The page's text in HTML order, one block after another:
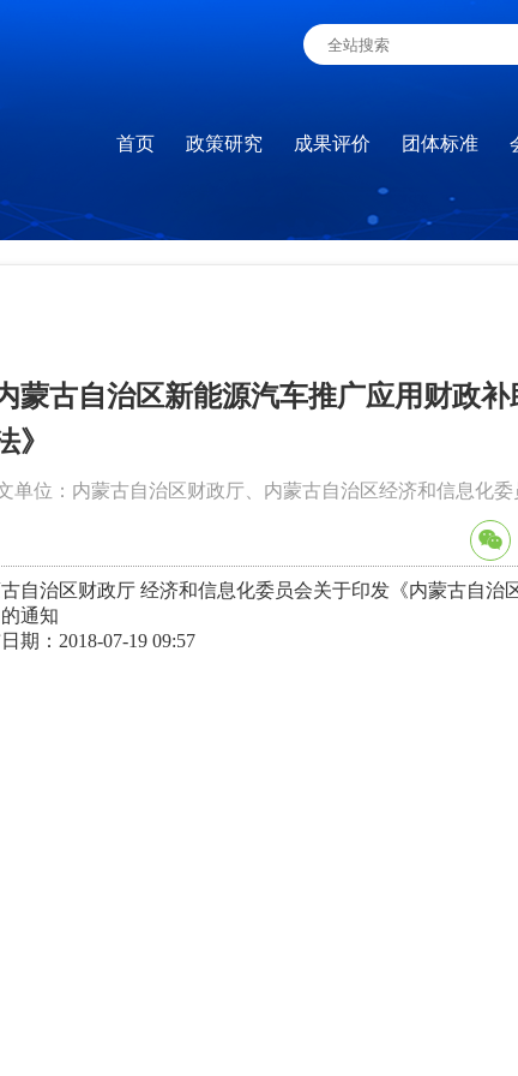
首页 政策研究 成果评价 团体标准
蒙古自治区新能源汽车推广应用财政补
》
单位：内蒙古自治区财政厅、内蒙古自治区经济和信息化
自治区财政厅 经济和信息化委员会关于印发《内蒙古自治
通知
期：2018-07-19 09:57